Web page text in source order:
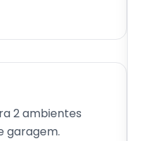
2 ambientes
garagem.